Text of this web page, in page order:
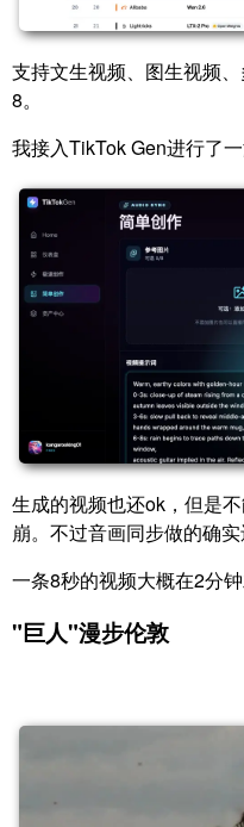
支持文生视频、图生视频
8。
我接入TikTok Gen进行了
生成的视频也还ok，但是
崩。不过音画同步做的确实
一条8秒的视频大概在2分钟
"巨人"漫步伦敦